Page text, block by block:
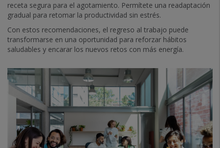
receta segura para el agotamiento. Permítete una readaptación
gradual para retomar la productividad sin estrés.
Con estos recomendaciones, el regreso al trabajo puede
transformarse en una oportunidad para reforzar hábitos
saludables y encarar los nuevos retos con más energía.